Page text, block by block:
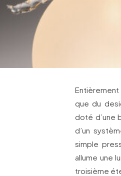
que du
doté d’une
d’un
simple
allume une
troisième